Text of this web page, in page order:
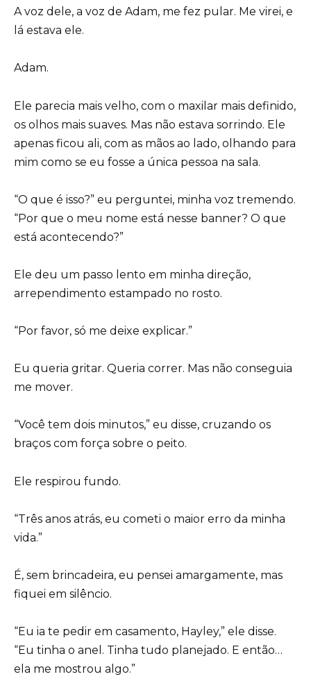
A voz dele, a voz de Adam, me fez pular. Me virei, e
lá estava ele.
Adam.
Ele parecia mais velho, com o maxilar mais definido,
os olhos mais suaves. Mas não estava sorrindo. Ele
apenas ficou ali, com as mãos ao lado, olhando para
mim como se eu fosse a única pessoa na sala.
“O que é isso?” eu perguntei, minha voz tremendo.
“Por que o meu nome está nesse banner? O que
está acontecendo?”
Ele deu um passo lento em minha direção,
arrependimento estampado no rosto.
“Por favor, só me deixe explicar.”
Eu queria gritar. Queria correr. Mas não conseguia
me mover.
“Você tem dois minutos,” eu disse, cruzando os
braços com força sobre o peito.
Ele respirou fundo.
“Três anos atrás, eu cometi o maior erro da minha
vida.”
É, sem brincadeira, eu pensei amargamente, mas
fiquei em silêncio.
“Eu ia te pedir em casamento, Hayley,” ele disse.
“Eu tinha o anel. Tinha tudo planejado. E então…
ela me mostrou algo.”